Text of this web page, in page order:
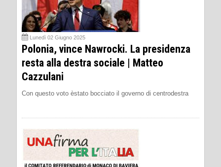
Lunedì 02 Giugno 2025
Polonia, vince Nawrocki. La presidenza
resta alla destra sociale | Matteo
Cazzulani
Con questo voto èstato bocciato il governo di centrodestra